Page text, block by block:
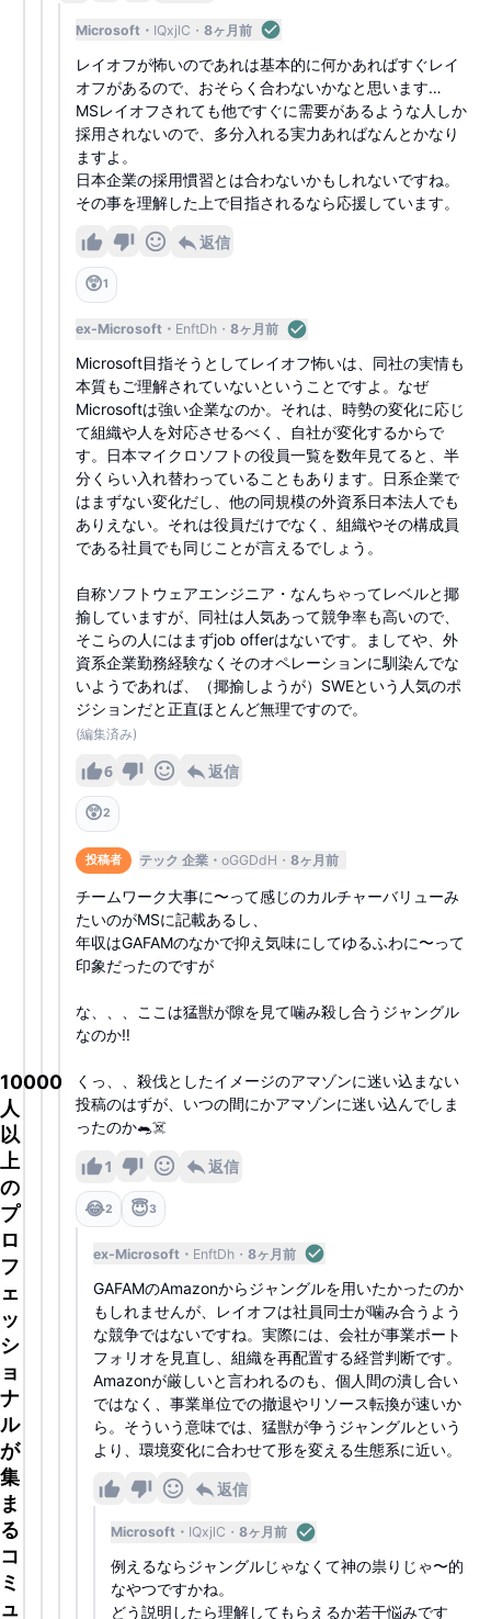
10000
人
以
上
の
プ
ロ
フ
ェ
ッ
シ
ョ
ナ
ル
が
集
ま
る
コ
ミ
ュ
Microsoft IQxjlC 8ヶ月前
レイオフが怖いのであれは基本的に何かあればすぐレイ
オフがあるので、おそらく合わないかなと思います…
MSレイオフされても他ですぐに需要があるような人しか
採用されないので、多分入れる実力あればなんとかなり
ますよ。
日本企業の採用慣習とは合わないかもしれないですね。
その事を理解した上で目指されるなら応援しています。
返信
😲1
ex-Microsoft EnftDh 8ヶ月前
Microsoft目指そうとしてレイオフ怖いは、同社の実情も
本質もご理解されていないということですよ。なぜ
Microsoftは強い企業なのか。それは、時勢の変化に応じ
て組織や人を対応させるべく、自社が変化するからで
す。日本マイクロソフトの役員一覧を数年見てると、半
分くらい入れ替わっていることもあります。日系企業で
はまずない変化だし、他の同規模の外資系日本法人でも
ありえない。それは役員だけでなく、組織やその構成員
である社員でも同じことが言えるでしょう。
自称ソフトウェアエンジニア・なんちゃってレベルと揶
揄していますが、同社は人気あって競争率も高いので、
そこらの人にはまずjob offerはないです。ましてや、外
資系企業勤務経験なくそのオペレーションに馴染んでな
いようであれば、（揶揄しようが）SWEという人気のポ
ジションだと正直ほとんど無理ですので。
(編集済み)
6 返信
😲2
投稿者 テック 企業 oGGDdH 8ヶ月前
チームワーク大事に〜って感じのカルチャーバリューみ
たいのがMSに記載あるし、
年収はGAFAMのなかで抑え気味にしてゆるふわに〜って
印象だったのですが
な、、、ここは猛獣が隙を見て噛み殺し合うジャングル
なのか‼️
くっ、、殺伐としたイメージのアマゾンに迷い込まない
投稿のはずが、いつの間にかアマゾンに迷い込んでしま
ったのか🐀☠️
1 返信
😂2 😇3
ex-Microsoft EnftDh 8ヶ月前
GAFAMのAmazonからジャングルを用いたかったのか
もしれませんが、レイオフは社員同士が噛み合うよう
な競争ではないですね。実際には、会社が事業ポート
フォリオを見直し、組織を再配置する経営判断です。
Amazonが厳しいと言われるのも、個人間の潰し合い
ではなく、事業単位での撤退やリソース転換が速いか
ら。そういう意味では、猛獣が争うジャングルという
より、環境変化に合わせて形を変える生態系に近い。
返信
Microsoft IQxjlC 8ヶ月前
例えるならジャングルじゃなくて神の祟りじゃ〜的
なやつですかね。
どう説明したら理解してもらえるか若干悩みです